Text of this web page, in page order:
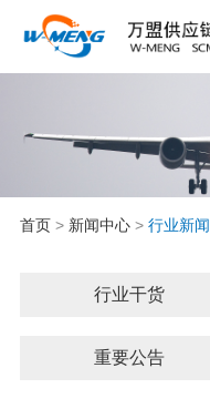
首页> 新闻中心> 行业新闻
行业干货
重要公告